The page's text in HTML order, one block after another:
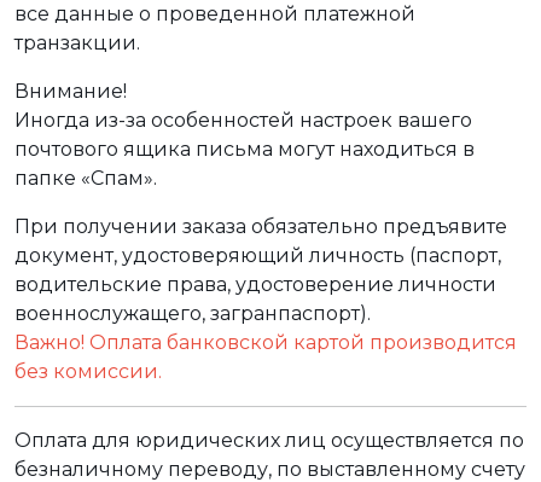
все данные о проведенной платежной
транзакции.
Внимание!
Иногда из-за особенностей настроек вашего
почтового ящика письма могут находиться в
папке «Спам».
При получении заказа обязательно предъявите
документ, удостоверяющий личность (паспорт,
водительские права, удостоверение личности
военнослужащего, загранпаспорт).
Важно! Оплата банковской картой производится
без комиссии.
Оплата для юридических лиц осуществляется по
безналичному переводу, по выставленному счету